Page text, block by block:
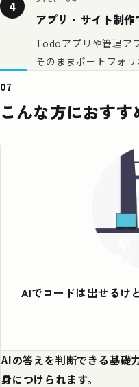
4
アプリ・サイト制
Todoアプリや管理ア
そのままポートフォリ
07
こんな方におすす
AIでコードは出せるけ
AIの答えを判断できる基礎
身につけられます。